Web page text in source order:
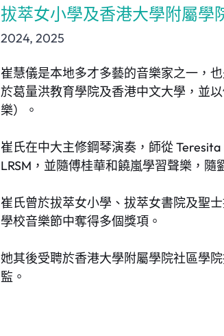
拔萃女小學及香港大學附屬學
2024,2025
崔慧儀是本地多才多藝的音樂家之一，
於葛量洪教育學院及香港中文大學，並
樂）。
崔氏在中大主修鋼琴演奏，師從
LRSM，並隨傅桂華和饒嵐學習聲樂，隨
崔氏曾於拔萃女小學、拔萃女書院及聖
學校音樂節中奪得多個獎項。
她其後受聘於香港大學附屬學院社區學
監。